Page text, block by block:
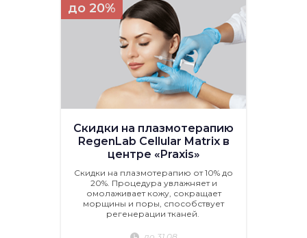
до 20%
Скидки на плазмотерапию
RegenLab Cellular Matrix в
центре «Praxis»
Скидки на плазмотерапию от 10% до
20%. Процедура увлажняет и
омолаживает кожу, сокращает
морщины и поры, способствует
регенерации тканей.